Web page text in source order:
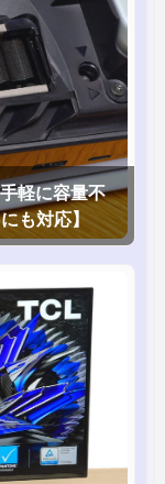
軽に容量不
も対応】